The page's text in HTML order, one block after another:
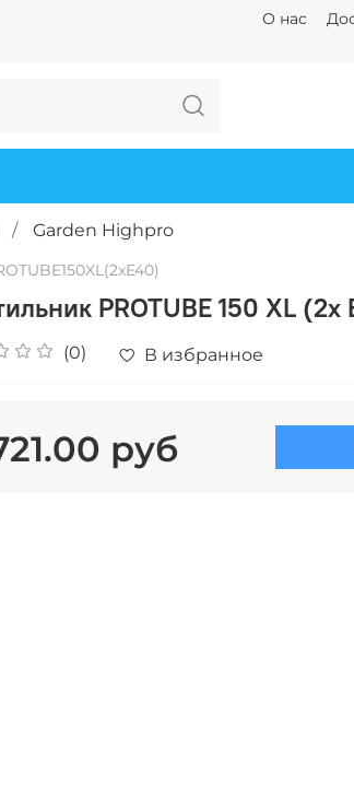
О нас
Garden Highpro
PROTUBE 150 XL (2x
(0) В избранное
руб